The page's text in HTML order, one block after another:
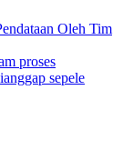
Oleh Tim
proses
sepele